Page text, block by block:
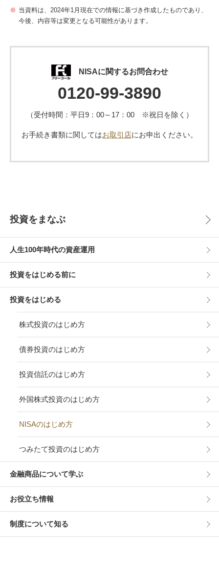
当資料は、2024年1月現在での情報に基づき作成したものであり、
今後、内容等は変更となる可能性があります。
NISAに関するお問合わせ
0120-99-3890
（受付時間：平日9：00～17：00 ※祝日を除く）
お手続き書類に関してはお取引店にお申出ください。
投資をまなぶ
人生100年時代の資産運用
投資をはじめる前に
投資をはじめる
株式投資のはじめ方
債券投資のはじめ方
投資信託のはじめ方
外国株式投資のはじめ方
NISAのはじめ方
つみたて投資のはじめ方
金融商品について学ぶ
お役立ち情報
制度について知る